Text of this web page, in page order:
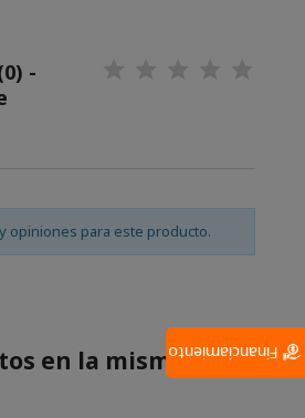
-
opiniones para este producto.
en la mismaFinanciamiento